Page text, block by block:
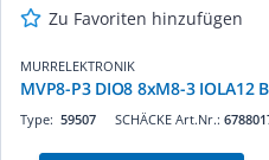
Zu Favoriten hinzufügen
MURRELEKTRONIK
MVP8-P3 DIO8 8xM8-3 IOLA12
SCHÄCKE Art.Nr.:
Type: 59507